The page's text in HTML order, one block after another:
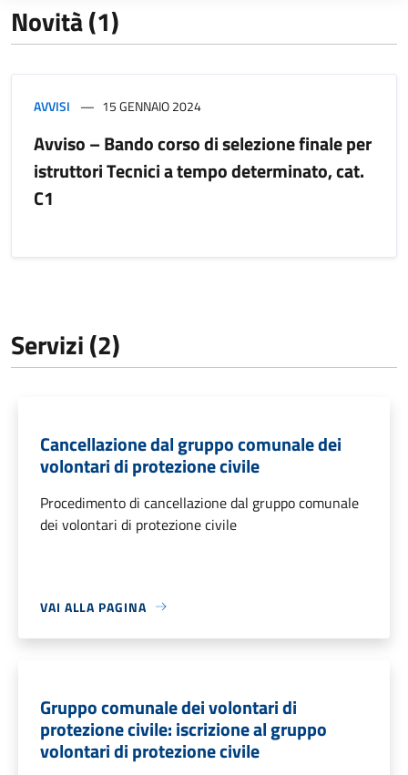
Novità (1)
AVVISI 15 GENNAIO 2024
Avviso – Bando corso di selezione finale per
istruttori Tecnici a tempo determinato, cat.
C1
Servizi (2)
Cancellazione dal gruppo comunale dei
volontari di protezione civile
Procedimento di cancellazione dal gruppo comunale
dei volontari di protezione civile
VAI ALLA PAGINA
Gruppo comunale dei volontari di
protezione civile: iscrizione al gruppo
volontari di protezione civile